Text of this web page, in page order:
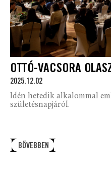
OTTÓ-VACSORA
2025.12.02
Idén hetedik alkalommal
születésnapjáról.
BŐVEBBEN